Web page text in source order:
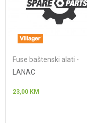
Fuse baštenski alati -
LANAC
23,00 KM